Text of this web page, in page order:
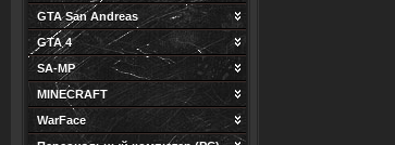
GTA San Andreas
GTA 4
SA-MP
MINECRAFT
WarFace